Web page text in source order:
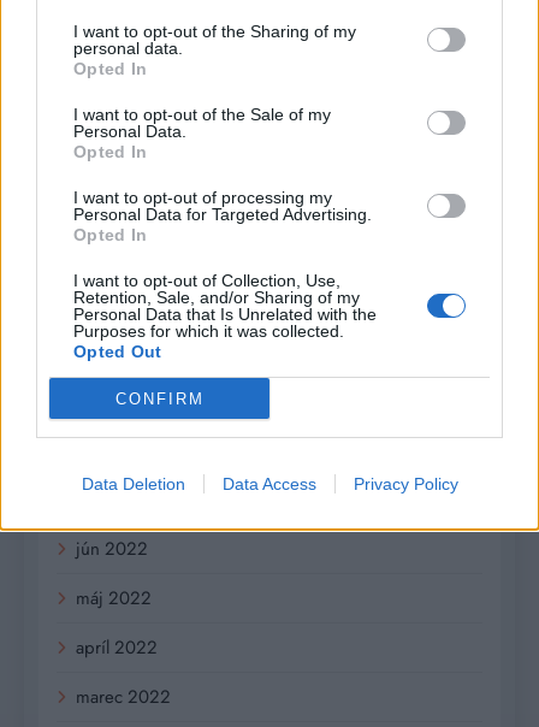
I want to opt-out of the Sharing of my
personal data.
Opted In
I want to opt-out of the Sale of my
Personal Data.
Opted In
I want to opt-out of processing my
Personal Data for Targeted Advertising.
Opted In
I want to opt-out of Collection, Use,
Retention, Sale, and/or Sharing of my
Personal Data that Is Unrelated with the
Purposes for which it was collected.
Opted Out
CONFIRM
Data Deletion Data Access Privacy Policy
apríl 2023
marec 2023
február 2023
január 2023
december 2022
november 2022
október 2022
september 2022
jún 2022
máj 2022
apríl 2022
marec 2022